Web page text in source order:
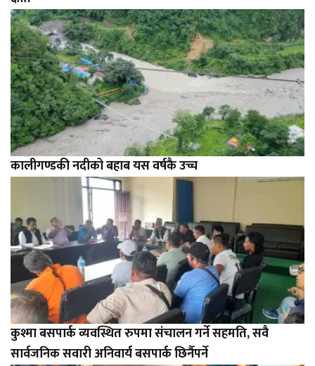
कालीगण्डकी नदीको बहाब यस वर्षकै उच्च
कुश्मा बसपार्क व्यवस्थित रुपमा संचालन गर्ने सहमति, सवै
सार्वजनिक सवारी अनिवार्य बसपार्क छिर्नैपर्ने